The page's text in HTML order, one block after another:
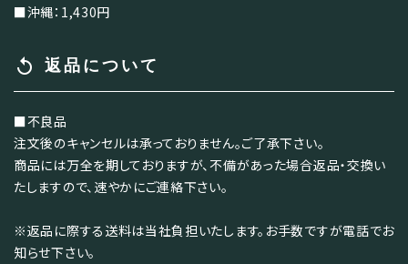
■沖縄：1,430円
replay 返品について
■不良品
注文後のキャンセルは承っておりません。ご了承下さい。
商品には万全を期しておりますが、不備があった場合返品・交換い
たしますので、速やかにご連絡下さい。
※返品に際する送料は当社負担いたします。お手数ですが電話でお
知らせ下さい。